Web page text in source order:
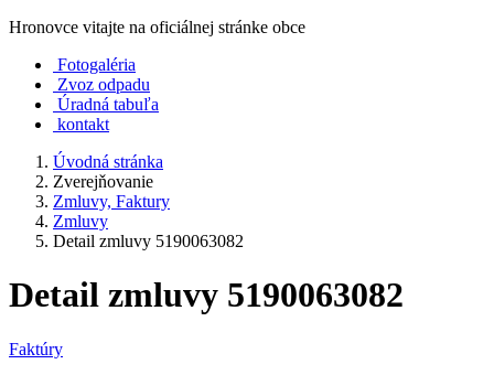
Hronovce vitajte na oficiálnej stránke obce
Fotogaléria
Zvoz odpadu
Úradná tabuľa
kontakt
Úvodná stránka
Zverejňovanie
Zmluvy, Faktury
Zmluvy
Detail zmluvy 5190063082
Detail zmluvy 5190063082
Faktúry